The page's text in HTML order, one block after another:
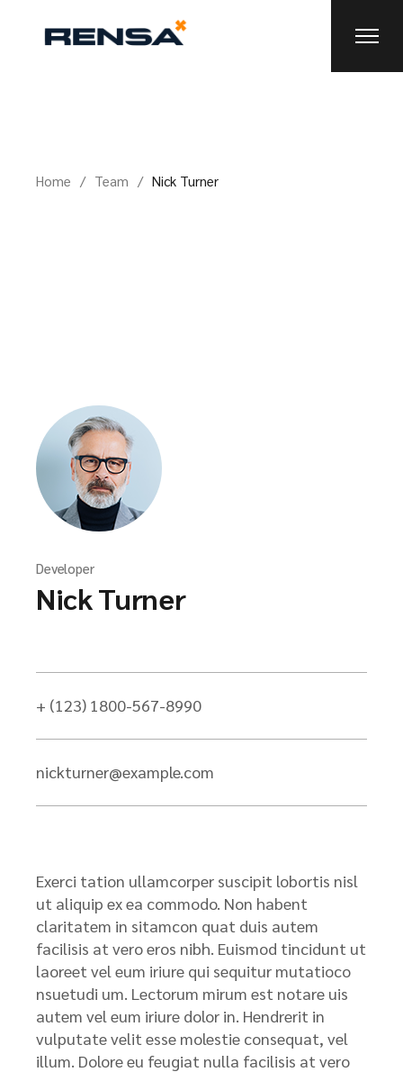
Home Team Nick Turner
Developer
Nick Turner
+ (123) 1800-567-8990
nickturner@example.com
Exerci tation ullamcorper suscipit lobortis nisl
ut aliquip ex ea commodo. Non habent
claritatem in sitamcon quat duis autem
facilisis at vero eros nibh. Euismod tincidunt ut
laoreet vel eum iriure qui sequitur mutatioco
nsuetudi um. Lectorum mirum est notare uis
autem vel eum iriure dolor in. Hendrerit in
vulputate velit esse molestie consequat, vel
illum. Dolore eu feugiat nulla facilisis at vero